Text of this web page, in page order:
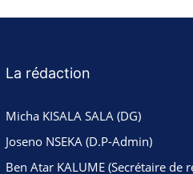
La rédaction
Micha KISALA SALA (DG)
Joseno NSEKA (D.P-Admin)
Ben Atar KALUME (Secrétaire de